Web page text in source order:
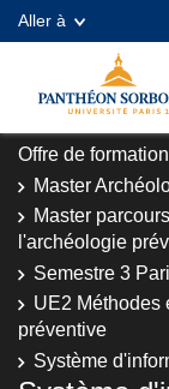
Aller à
Offre de formation
Master
Master
l'archéologie
Semestre 3
UE2 Méthodes
préventive
Système